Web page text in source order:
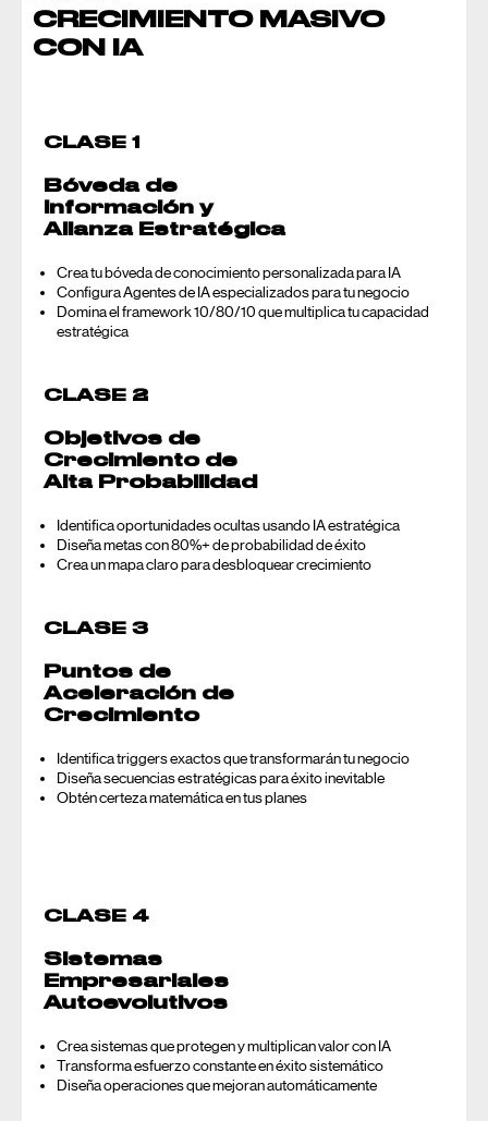
CRECIMIENTO MASIVO
CON IA
CLASE 1
Bóveda de
Información y
Alianza Estratégica
Crea tu bóveda de conocimiento personalizada para IA
Configura Agentes de IA especializados para tu negocio
Domina el framework 10/80/10 que multiplica tu capacidad
estratégica
CLASE 2
Objetivos de
Crecimiento de
Alta Probabilidad
Identifica oportunidades ocultas usando IA estratégica
Diseña metas con 80%+ de probabilidad de éxito
Crea un mapa claro para desbloquear crecimiento
CLASE 3
Puntos de
Aceleración de
Crecimiento
Identifica triggers exactos que transformarán tu negocio
Diseña secuencias estratégicas para éxito inevitable
Obtén certeza matemática en tus planes
CLASE 4
Sistemas
Empresariales
Autoevolutivos
Crea sistemas que protegen y multiplican valor con IA
Transforma esfuerzo constante en éxito sistemático
Diseña operaciones que mejoran automáticamente